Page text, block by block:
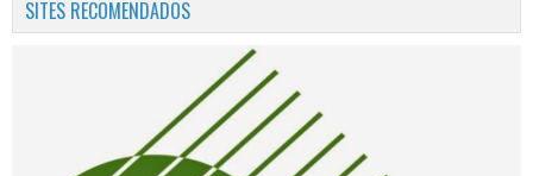
SITES RECOMENDADOS